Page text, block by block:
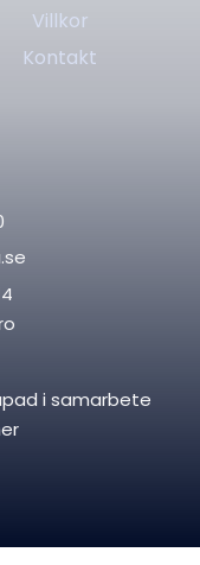
Villkor
Kontakt
i samarbete